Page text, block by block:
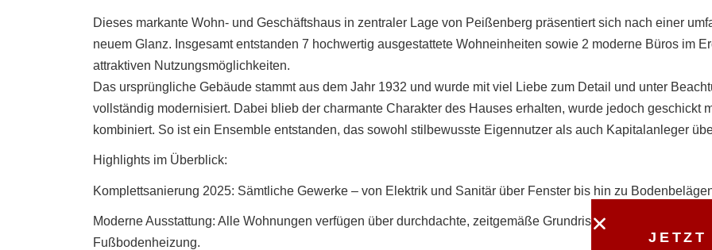
Dieses markante Wohn- und Geschäftshaus in zentraler Lage von Peißenberg präsentiert sich nach einer
neuem Glanz. Insgesamt entstanden 7 hochwertig ausgestattete Wohneinheiten sowie 2 moderne Büros im
attraktiven Nutzungsmöglichkeiten.
Das ursprüngliche Gebäude stammt aus dem Jahr 1932 und wurde mit viel Liebe zum Detail und unter
vollständig modernisiert. Dabei blieb der charmante Charakter des Hauses erhalten, wurde jedoch geschickt
kombiniert. So ist ein Ensemble entstanden, das sowohl stilbewusste Eigennutzer als auch Kapitalanleger
Highlights im Überblick:
Komplettsanierung 2025: Sämtliche Gewerke – von Elektrik und Sanitär über Fenster bis hin zu
Moderne Ausstattung: Alle Wohnungen verfügen über durchdachte, zeitgemäße Grundrisse, hochwertige
Fußbodenheizung.
JETZT